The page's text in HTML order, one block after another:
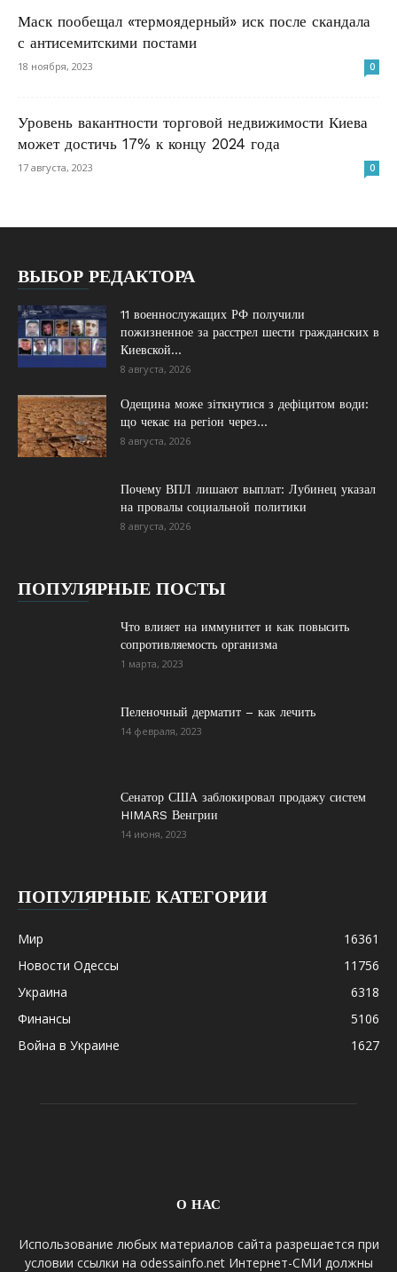
Маск пообещал «термоядерный» иск после скандала
с антисемитскими постами
18 ноября, 2023 0
Уровень вакантности торговой недвижимости Киева
может достичь 17% к концу 2024 года
17 августа, 2023 0
ВЫБОР РЕДАКТОРА
11 военнослужащих РФ получили
пожизненное за расстрел шести гражданских в
Киевской...
8 августа, 2026
Одещина може зіткнутися з дефіцитом води:
що чекає на регіон через...
8 августа, 2026
Почему ВПЛ лишают выплат: Лубинец указал
на провалы социальной политики
8 августа, 2026
ПОПУЛЯРНЫЕ ПОСТЫ
Что влияет на иммунитет и как повысить
сопротивляемость организма
1 марта, 2023
Пеленочный дерматит – как лечить
14 февраля, 2023
Сенатор США заблокировал продажу систем
HIMARS Венгрии
14 июня, 2023
ПОПУЛЯРНЫЕ КАТЕГОРИИ
Мир
16361
Новости Одессы
11756
Украина
6318
Финансы
5106
Война в Украине
1627
О НАС
Использование любых материалов сайта разрешается при
условии ссылки на odessainfo.net Интернет-СМИ должны